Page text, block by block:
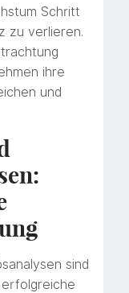
Schritt
zu verlieren.
ihre
und
sind